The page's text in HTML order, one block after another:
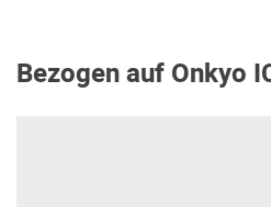
Bezogen auf Onkyo